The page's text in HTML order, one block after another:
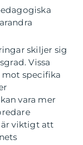
skiljer sig
Vissa
mot specifika
vara mer
viktigt att